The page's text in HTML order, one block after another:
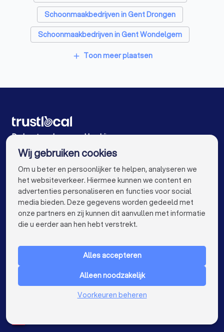
Schoonmaakbedrijven in Gent Drongen
Schoonmaakbedrijven in Gent Wondelgem
Schoonmaakbedrijven in Gent Sint-Amandsberg
Schoonmaakbedrijven in Merelbeke
Schoonmaakbedrijven in Oosterzele Moortsele
Schoonmaakbedrijven in Antwerpen
Schoonmaakbedrijven in Brugge
Schoonmaakbedrijven in Leuven
Schoonmaakbedrijven in Aalst
Schoonmaakbedrijven in Kortrijk
Schoonmaakbedrijven in Hasselt
Schoonmaakbedrijven in Sint-Niklaas
add Toon meer plaatsen
De beste schoonmaakbedrijven voor u
VOOR PARTICULIEREN keyboard_arrow_down
Nederland
Wij gebruiken cookies
Om u beter en persoonlijker te helpen, analyseren we
het websiteverkeer. Hiermee kunnen we content en
advertenties personaliseren en functies voor social
media bieden. Deze gegevens worden gedeeld met
onze partners en zij kunnen dit aanvullen met informatie
die u eerder aan hen hebt verstrekt.
Alles accepteren
Alleen noodzakelijk
Voorkeuren beheren